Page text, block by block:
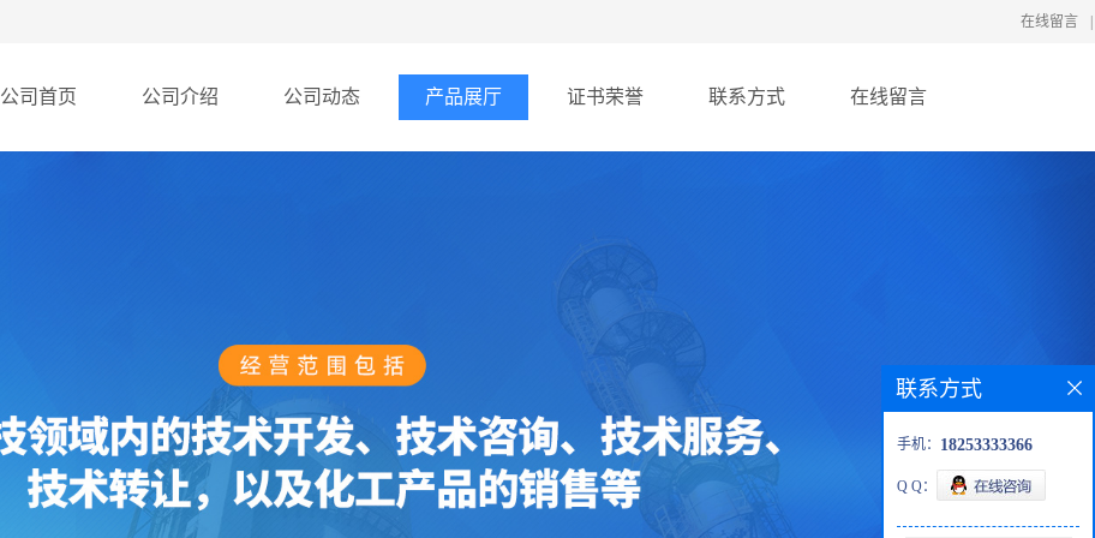
在线留言
公司首页 公司介绍 公司动态 产品展厅 证书荣誉 联系方式 在线留言
联系方式
手机： 18253333366
Q Q：